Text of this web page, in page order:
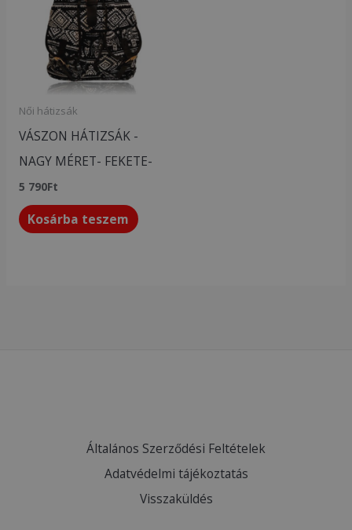
Női hátizsák
VÁSZON HÁTIZSÁK -
NAGY MÉRET- FEKETE-
5 790Ft
Kosárba teszem
Általános Szerződési Feltételek
Adatvédelmi tájékoztatás
Visszaküldés